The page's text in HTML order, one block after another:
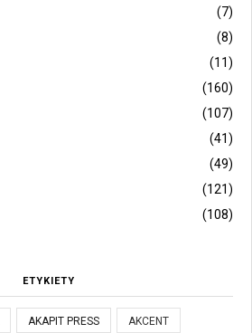
(7)
(8)
(11)
(160)
(107)
(41)
(49)
(121)
(108)
ETYKIETY
AKAPIT PRESS AKCENT